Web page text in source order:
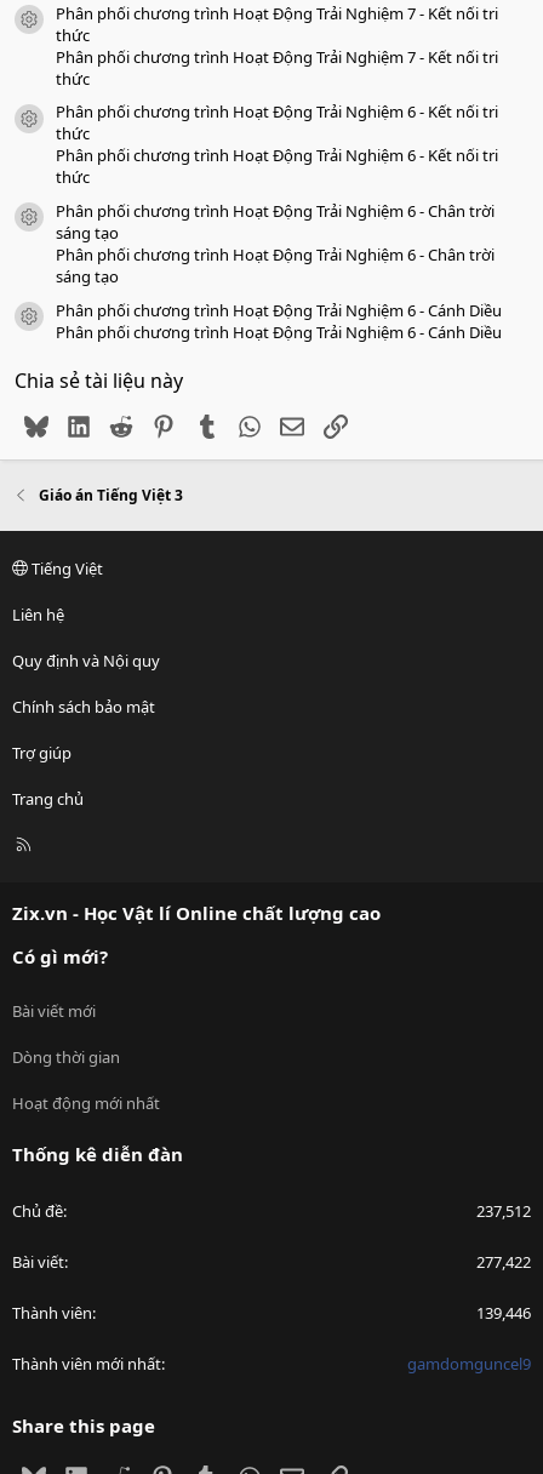
icon tài liệu
Phân phối chương trình Hoạt Động Trải Nghiệm 7 - Kết nối tri
thức
Phân phối chương trình Hoạt Động Trải Nghiệm 7 - Kết nối tri
thức
icon tài liệu
Phân phối chương trình Hoạt Động Trải Nghiệm 6 - Kết nối tri
thức
Phân phối chương trình Hoạt Động Trải Nghiệm 6 - Kết nối tri
thức
icon tài liệu
Phân phối chương trình Hoạt Động Trải Nghiệm 6 - Chân trời
sáng tạo
Phân phối chương trình Hoạt Động Trải Nghiệm 6 - Chân trời
sáng tạo
icon tài liệu
Phân phối chương trình Hoạt Động Trải Nghiệm 6 - Cánh Diều
Phân phối chương trình Hoạt Động Trải Nghiệm 6 - Cánh Diều
Chia sẻ tài liệu này
BlueskyLinkedIn
Reddit PinterestTumblr WhatsApp
EmailLink
Giáo án Tiếng Việt 3
Tiếng Việt
Liên hệ
Quy định và Nội quy
Chính sách bảo mật
Trợ giúp
Trang chủ
R
Zix.vn - Học Vật lí Online chất lượng cao
Có gì mới?
Bài viết mới
Dòng thời gian
Hoạt động mới nhất
Thống kê diễn đàn
Chủ đề 237,512
Bài viết 277,422
Thành viên 139,446
Thành viên mới nhất gamdomguncel9
Share this page